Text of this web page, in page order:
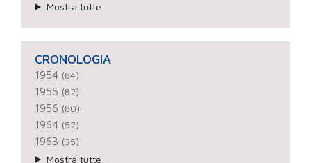
Mostra tutte
CRONOLOGIA
1954 (84)
1955 (82)
1956 (80)
1964 (52)
1963 (35)
Mostra tutte